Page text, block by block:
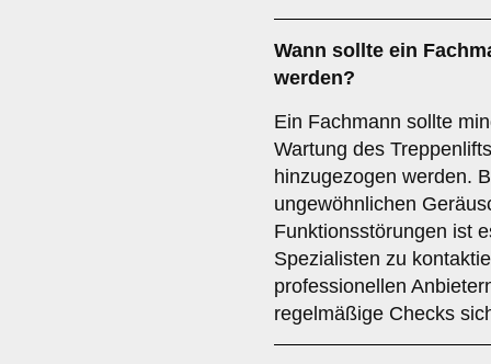
Wann sollte ein
werden?
Ein Fachmann sollte
Wartung des
hinzugezogen werden.
ungewöhnlichen
Funktionsstörungen ist
Spezialisten zu
professionellen
regelmäßige Checks